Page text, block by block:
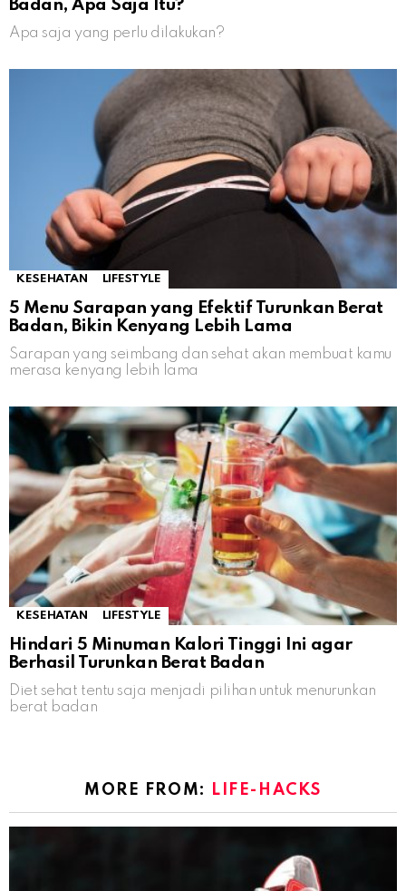
Badan, Apa Saja Itu?
Apa saja yang perlu dilakukan?
KESEHATAN LIFESTYLE
5 Menu Sarapan yang Efektif Turunkan Berat
Badan, Bikin Kenyang Lebih Lama
Sarapan yang seimbang dan sehat akan membuat kamu
merasa kenyang lebih lama
KESEHATAN LIFESTYLE
Hindari 5 Minuman Kalori Tinggi Ini agar
Berhasil Turunkan Berat Badan
Diet sehat tentu saja menjadi pilihan untuk menurunkan
berat badan
MORE FROM: LIFE-HACKS